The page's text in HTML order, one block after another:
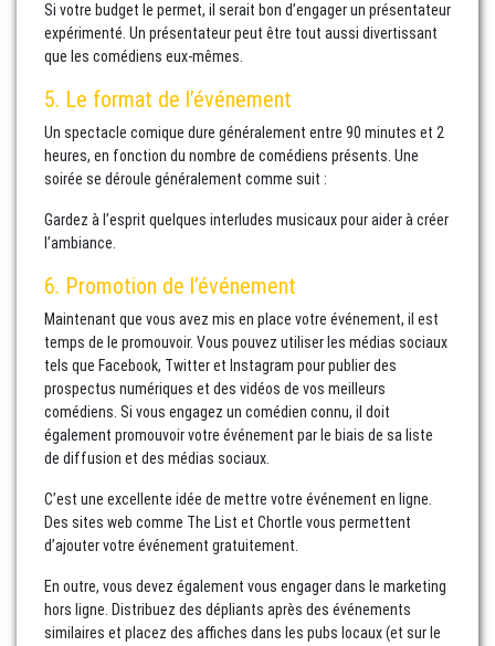
Si votre budget le permet, il serait bon d’engager un présentateur
expérimenté. Un présentateur peut être tout aussi divertissant
que les comédiens eux-mêmes.
5. Le format de l’événement
Un spectacle comique dure généralement entre 90 minutes et 2
heures, en fonction du nombre de comédiens présents. Une
soirée se déroule généralement comme suit :
Gardez à l’esprit quelques interludes musicaux pour aider à créer
l’ambiance.
6. Promotion de l’événement
Maintenant que vous avez mis en place votre événement, il est
temps de le promouvoir. Vous pouvez utiliser les médias sociaux
tels que Facebook, Twitter et Instagram pour publier des
prospectus numériques et des vidéos de vos meilleurs
comédiens. Si vous engagez un comédien connu, il doit
également promouvoir votre événement par le biais de sa liste
de diffusion et des médias sociaux.
C’est une excellente idée de mettre votre événement en ligne.
Des sites web comme The List et Chortle vous permettent
d’ajouter votre événement gratuitement.
En outre, vous devez également vous engager dans le marketing
hors ligne. Distribuez des dépliants après des événements
similaires et placez des affiches dans les pubs locaux (et sur le